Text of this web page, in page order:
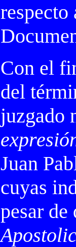
Con el
del
juzgado
Juan
cuyas
pesar